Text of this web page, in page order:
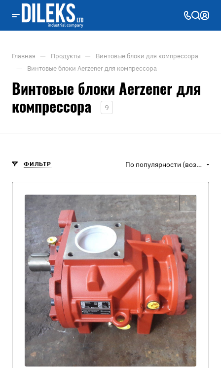
Главная — Продукты — Винтовые блоки для компрессора
— Винтовые блоки Aerzener для компрессора
Винтовые блоки Aerzener для
компрессора
9
ФИЛЬТР По популярности (возрастание)